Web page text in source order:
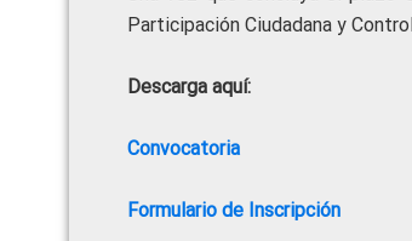
Participación Ciudadana y
Descarga aquí:
Convocatoria
Formulario de Inscripción